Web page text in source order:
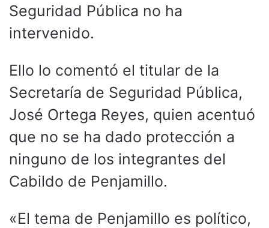
Seguridad Pública no ha
intervenido.
Ello lo comentó el titular de la
Secretaría de Seguridad Pública,
José Ortega Reyes, quien acentuó
que no se ha dado protección a
ninguno de los integrantes del
Cabildo de Penjamillo.
«El tema de Penjamillo es político,